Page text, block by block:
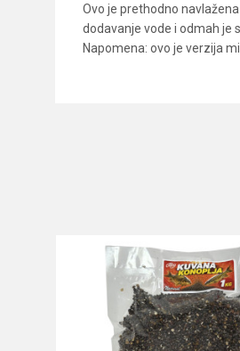
Ovo je prethodno
dodavanje vode i odmah je
Napomena: ovo je verzija